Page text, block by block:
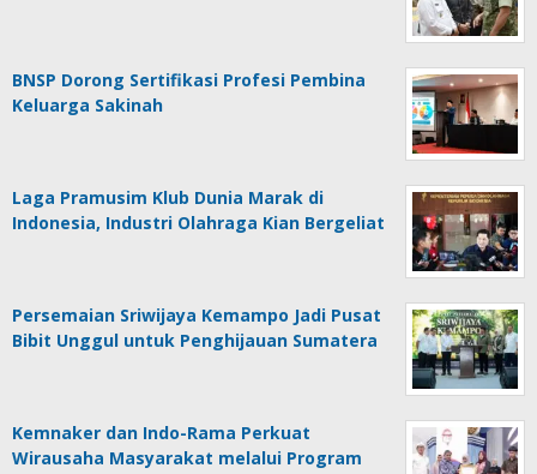
BNSP Dorong Sertifikasi Profesi Pembina
Keluarga Sakinah
Laga Pramusim Klub Dunia Marak di
Indonesia, Industri Olahraga Kian Bergeliat
Persemaian Sriwijaya Kemampo Jadi Pusat
Bibit Unggul untuk Penghijauan Sumatera
Kemnaker dan Indo-Rama Perkuat
Wirausaha Masyarakat melalui Program